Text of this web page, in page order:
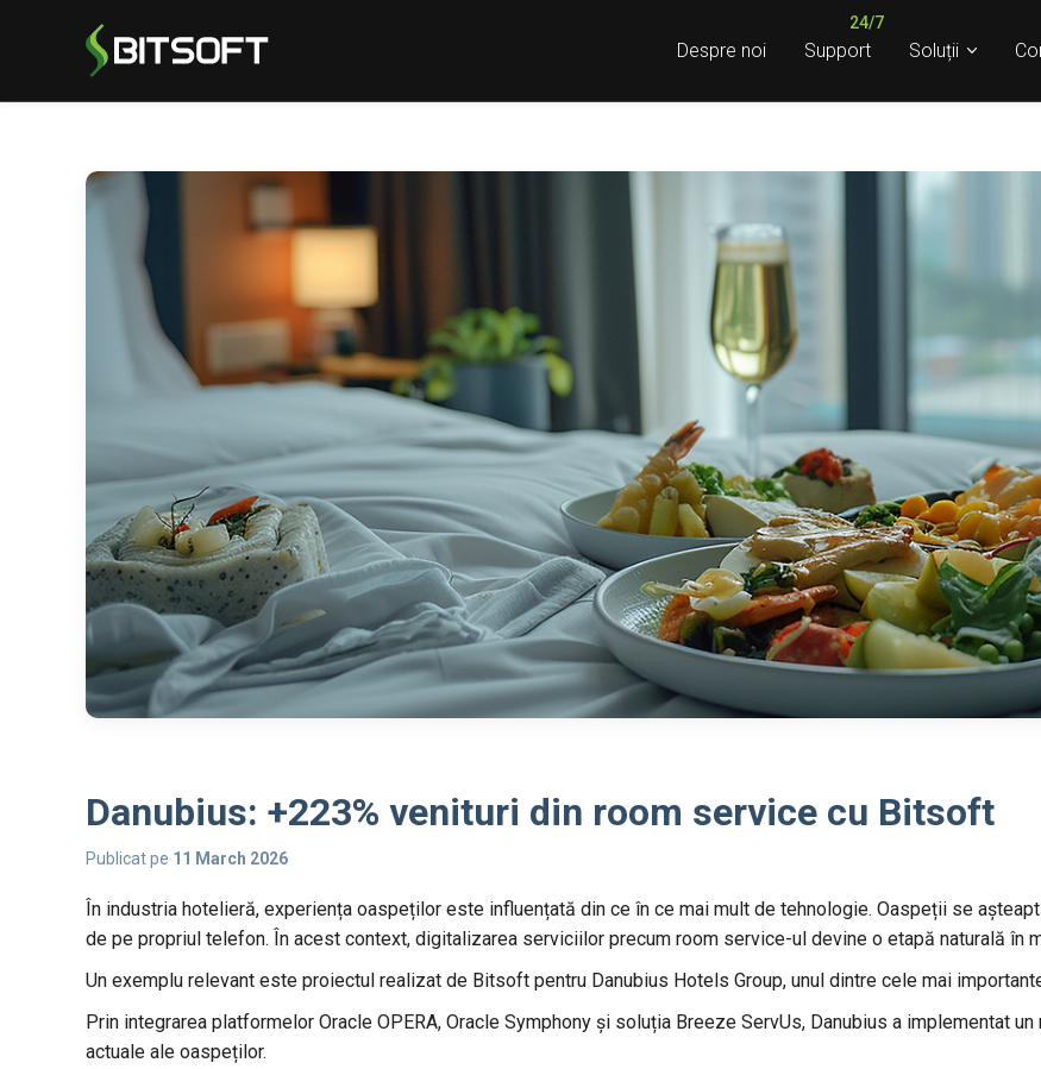
Despre noi Support Soluții
Danubius: +223% venituri din room service cu Bitsoft
Publicat pe 11 March 2026
În industria hotelieră, experiența oaspeților este influențată din ce în ce mai mult de tehnologie. Oaspeții se
de pe propriul telefon. În acest context, digitalizarea serviciilor precum room service-ul devine o etapă naturală în
Un exemplu relevant este proiectul realizat de Bitsoft pentru Danubius Hotels Group, unul dintre cele mai
Prin integrarea platformelor Oracle OPERA, Oracle Symphony și soluția Breeze ServUs, Danubius a implementat
actuale ale oaspeților.